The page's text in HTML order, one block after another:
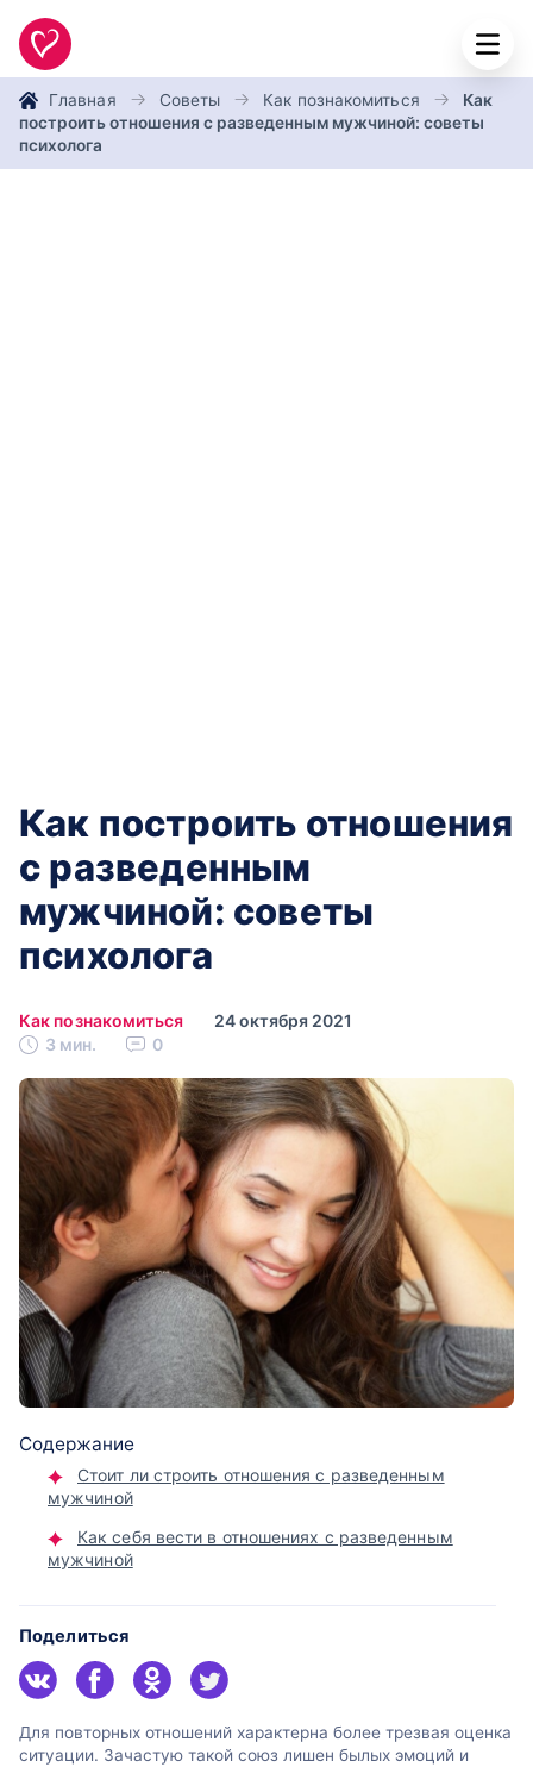
Главная Советы Как познакомиться
Как
построить отношения с разведенным мужчиной: советы
психолога
Как построить отношения
с разведенным
мужчиной: советы
психолога
Как познакомиться
24 октября 2021
3 мин.
0
Содержание
Стоит ли строить отношения с разведенным
мужчиной
Как себя вести в отношениях с разведенным
мужчиной
Поделиться
Для повторных отношений характерна более трезвая оценка
ситуации. Зачастую такой союз лишен былых эмоций и